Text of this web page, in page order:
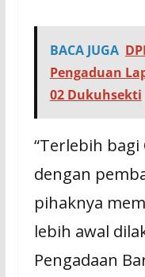
BACA JUGA
Pengaduan
02 Dukuhsekti
“Terlebih bagi
dengan
pihaknya
lebih awal
Pengadaan